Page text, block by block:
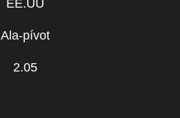
EE.UU
Ala-pívot
2.05